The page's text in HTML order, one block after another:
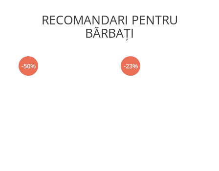
RECOMANDARI PENTRU
BĂRBAŢI
-50% -23%